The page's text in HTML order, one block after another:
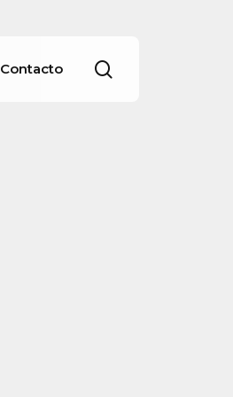
Contacto